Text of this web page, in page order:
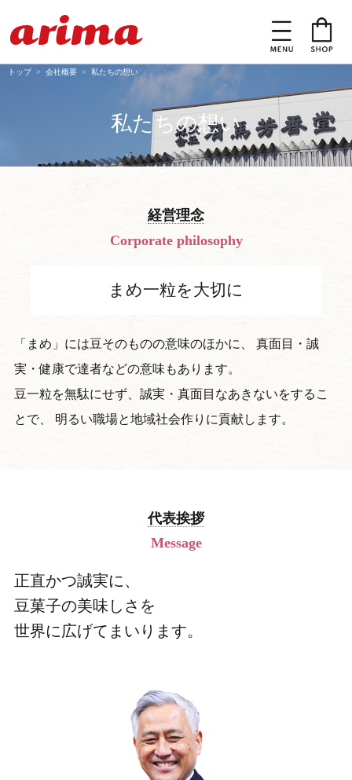
トップ> 会社概要 > 私たちの想い
私たちの想い
経営理念
Corporate philosophy
まめ一粒を大切に
「まめ」には豆そのものの意味のほかに、
真面目・誠
実・健康で達者などの意味もあります。
豆一粒を無駄にせず、誠実・真面目なあきないをするこ
とで、
明るい職場と地域社会作りに貢献します。
代表挨拶
Message
正直かつ誠実に、
豆菓子の美味しさを
世界に広げてまいります。